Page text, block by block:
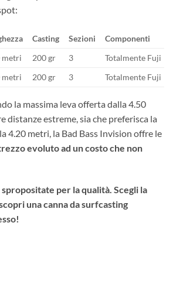
Casting Sezioni
Componenti
metri 200 gr 3
Totalmente Fuji
metri 200 gr 3 Totalmente Fuji
la massima leva offerta dalla 4.50
distanze estreme, sia che preferisca la
4.20 metri, la Bad Bass Invision offre le
evoluto ad un costo che non
per la qualità. Scegli la
una canna da surfcasting